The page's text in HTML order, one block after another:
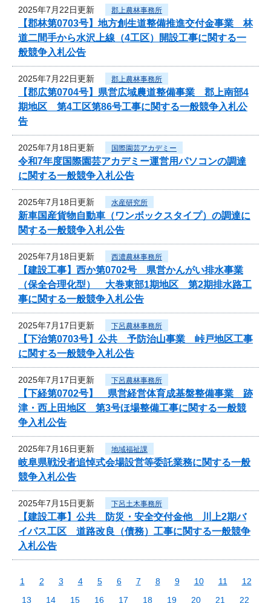
2025年7月22日更新 郡上農林事務所
【郡林第0703号】地方創生道整備推進交付金事業 林
道二間手から水沢上線（4工区）開設工事に関する一
般競争入札公告
2025年7月22日更新 郡上農林事務所
【郡広第0704号】県営広域農道整備事業 郡上南部4
期地区 第4工区第86号工事に関する一般競争入札公
告
2025年7月18日更新 国際園芸アカデミー
令和7年度国際園芸アカデミー運営用パソコンの調達
に関する一般競争入札公告
2025年7月18日更新 水産研究所
新車国産貨物自動車（ワンボックスタイプ）の調達に
関する一般競争入札公告
2025年7月18日更新 西濃農林事務所
【建設工事】西か第0702号 県営かんがい排水事業
（保全合理化型） 大巻東部1期地区 第2期排水路工
事に関する一般競争入札公告
2025年7月17日更新 下呂農林事務所
【下治第0703号】公共 予防治山事業 峠戸地区工事
に関する一般競争入札公告
2025年7月17日更新 下呂農林事務所
【下経第0702号】 県営経営体育成基盤整備事業 跡
津・西上田地区 第3号ほ場整備工事に関する一般競
争入札公告
2025年7月16日更新 地域福祉課
岐阜県戦没者追悼式会場設営等委託業務に関する一般
競争入札公告
2025年7月15日更新 下呂土木事務所
【建設工事】公共 防災・安全交付金他 川上2期バ
イパス工区 道路改良（債務）工事に関する一般競争
入札公告
1 2 3 4 5 6 7 8 9 10 11
12
13
14 15 16 17 18 19 20 21
22